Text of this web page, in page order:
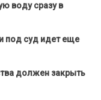
воду сразу в
под суд идет еще
должен закрыть